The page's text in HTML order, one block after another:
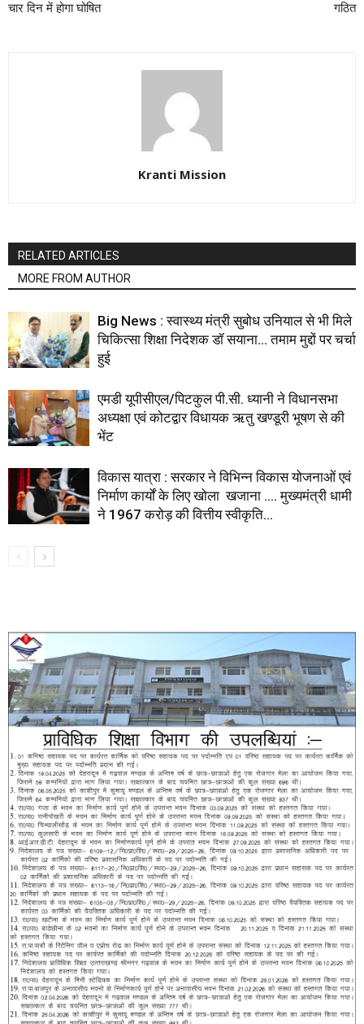
चार दिन में होगा घोषित
गठित
Kranti Mission
RELATED ARTICLES
MORE FROM AUTHOR
Big News : स्वास्थ्य मंत्री सुबोध उनियाल से भी मिले
चिकित्सा शिक्षा निदेशक डॉ सयाना… तमाम मुद्दों पर चर्चा
हुई
एमडी यूपीसीएल/पिटकुल पी.सी. ध्यानी ने विधानसभा
अध्यक्षा एवं कोटद्वार विधायक ऋतु खण्डूरी भूषण से की
भेंट
विकास यात्रा : सरकार ने विभिन्न विकास योजनाओं एवं
निर्माण कार्यों के लिए खोला खजाना …. मुख्यमंत्री धामी
ने ₹1967 करोड़ की वित्तीय स्वीकृति...